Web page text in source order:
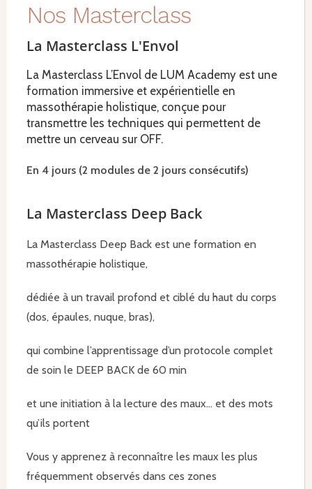
Nos Masterclass
La Masterclass L'Envol
La Masterclass L’Envol de LUM Academy est une
formation immersive et expérientielle en
massothérapie holistique, conçue pour
transmettre les techniques qui permettent de
mettre un cerveau sur OFF.
En 4 jours (2 modules de 2 jours consécutifs)
La Masterclass Deep Back
La Masterclass Deep Back est une formation en
massothérapie holistique,
dédiée à un travail profond et ciblé du haut du corps
(dos, épaules, nuque, bras),
qui combine l’apprentissage d’un protocole complet
de soin le DEEP BACK de 60 min
et une initiation à la lecture des maux… et des mots
qu’ils portent
Vous y apprenez à reconnaître les maux les plus
fréquemment observés dans ces zones